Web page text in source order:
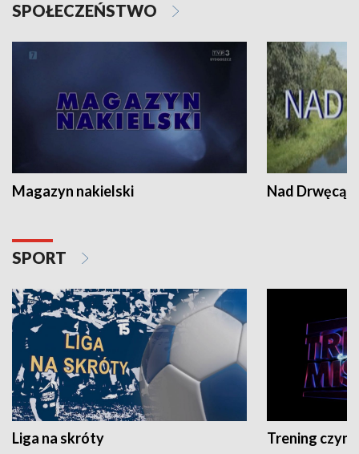
SPOŁECZEŃSTWO
Magazyn nakielski Nad Drwęcą
SPORT
Liga na skróty Trening czyni